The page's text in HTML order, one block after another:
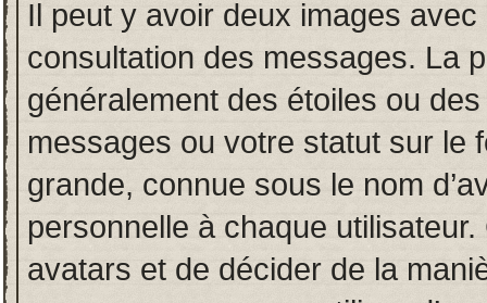
Il peut y avoir deux images
consultation des messages. La
généralement des étoiles ou
messages ou votre statut sur le
grande, connue sous le nom
personnelle à chaque utilisateur.
avatars et de décider de la